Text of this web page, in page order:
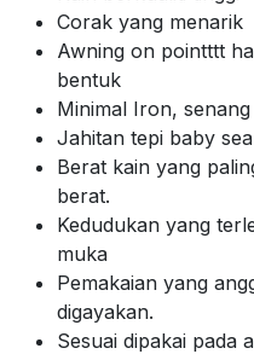
Corak yang menarik
Awning on pointttt
bentuk
Minimal Iron,
Jahitan tepi baby
Berat kain yang
berat.
Kedudukan yang
muka
Pemakaian yang
digayakan.
Sesuai dipakai pada